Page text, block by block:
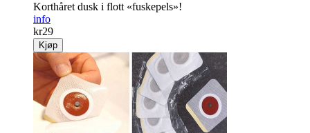
Korthåret dusk i flott «fuskepels»!
info
kr29
Kjøp